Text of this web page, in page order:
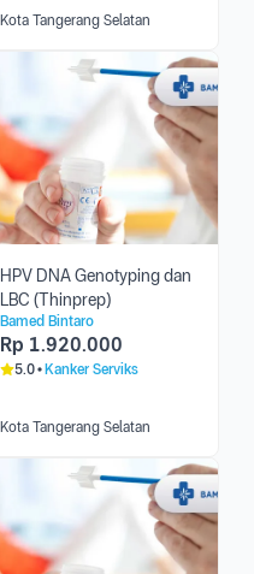
Kota Tangerang Selatan
HPV DNA Genotyping dan
LBC (Thinprep)
Bamed Bintaro
Rp 1.920.000
5.0 Kanker Serviks
Kota Tangerang Selatan